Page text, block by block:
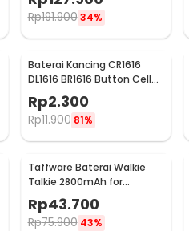
Rp191.900 34%
Baterai Kancing CR1616
DL1616 BR1616 Button Cell
3V Lithium 1 PCS
Rp2.300
Rp11.900 81%
Taffware Baterai Walkie
Talkie 2800mAh for
Taffware Pofung BF-UV82 -
BL-8
Rp43.700
Rp75.900 43%